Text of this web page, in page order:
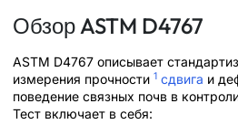
Обзор ASTM D4767
ASTM D4767 описывает
измерения прочности 1 сдвига и
поведение связных почв в
Тест включает в себя: